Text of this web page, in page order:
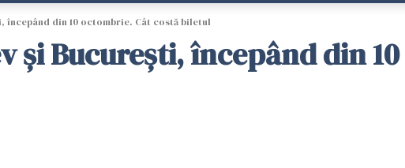
din 10 octombrie. Cât costă biletul
şi Bucureşti, începând din